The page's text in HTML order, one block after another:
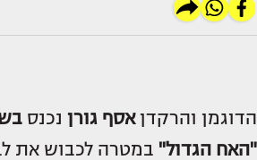
הדוגמן והרקדןאסף גורן נכנס
"האח הגדול" במטרה לכבוש את